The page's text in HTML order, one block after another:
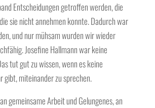
Entscheidungen getroffen werden, die
sie nicht annehmen konnte. Dadurch war
und nur mühsam wurden wir wieder
Josefine Hallmann war keine
tut gut zu wissen, wenn es keine
gibt, miteinander zu sprechen.
gemeinsame Arbeit und Gelungenes, an